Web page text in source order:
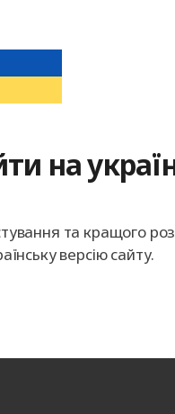
на
та кращого
версію сайту.